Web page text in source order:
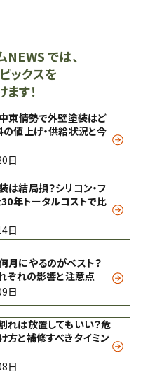
NEWS では、
ックスを
す！
中東情勢で外壁塗装はど
の値上げ・供給状況と今
日
は結局損？シリコン・フ
30年トータルコストで比
日
月にやるのがベスト？
ぞれの影響と注意点
日
れは放置してもいい？危
方と補修すべきタイミン
日